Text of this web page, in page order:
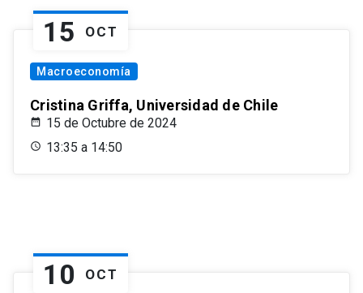
15 OCT
Macroeconomía
Cristina Griffa, Universidad de Chile
15 de Octubre de 2024
13:35 a 14:50
10 OCT